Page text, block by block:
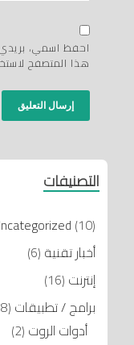
احفظ اسمي، بريدي
هذا المتصفح
التصنيفات
(10)
أخبار تقنية (6)
إنترنت (16)
برامج / تطبيقات (78)
أدوات الروت (2)